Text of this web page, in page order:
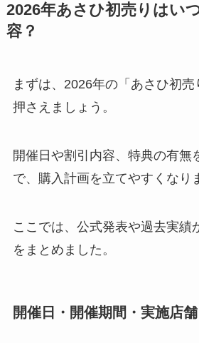
2026年あさひ初売りはい
容？
まずは、2026年の「あさひ初
押さえましょう。
開催日や割引内容、特典の有無
で、購入計画を立てやすくなり
ここでは、公式発表や過去実績
をまとめました。
開催日・開催期間・実施店